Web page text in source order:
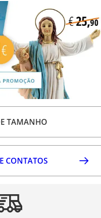
TAMANHO
CONTATOS